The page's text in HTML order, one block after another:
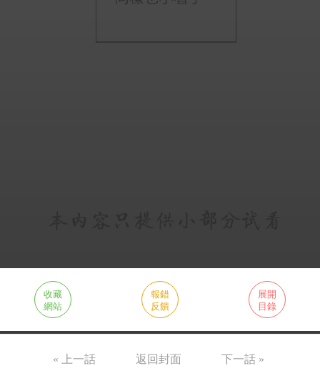
收藏
網站
報錯
反饋
展開
目錄
« 上一話 返回封面 下一話 »